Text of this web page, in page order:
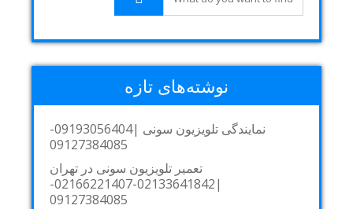
نوشته‌های تازه
نمایندگی تلویزیون سونی |09193056404-
09127384085
تعمیر تلویزیون سونی در تهران
|02133641842-02166221407-
09127384085